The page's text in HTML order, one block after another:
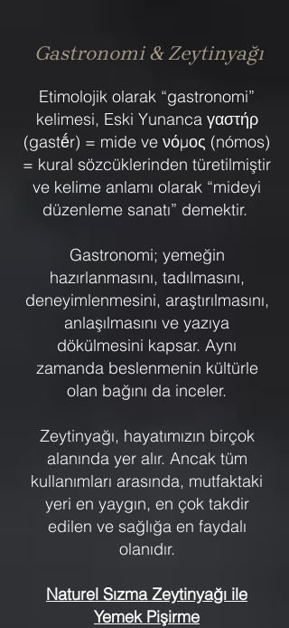
Gastronomi & Zeytinyağı
Etimolojik olarak “gastronomi”
kelimesi, Eski Yunanca γαστήρ
(gastḗr) = mide ve νόμος (nómos)
= kural sözcüklerinden türetilmiştir
ve kelime anlamı olarak “mideyi
düzenleme sanatı” demektir.
Gastronomi; yemeğin
hazırlanmasını, tadılmasını,
deneyimlenmesini, araştırılmasını,
anlaşılmasını ve yazıya
dökülmesini kapsar. Aynı
zamanda beslenmenin kültürle
olan bağını da inceler.
Zeytinyağı, hayatımızın birçok
alanında yer alır. Ancak tüm
kullanımları arasında, mutfaktaki
yeri en yaygın, en çok takdir
edilen ve sağlığa en faydalı
olanıdır.
Naturel Sızma Zeytinyağı ile
Yemek Pişirme